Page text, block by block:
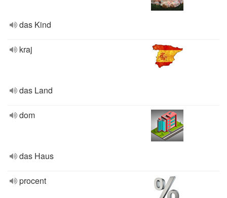
das Kind
kraj
das Land
dom
das Haus
procent